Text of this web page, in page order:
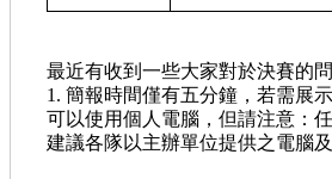
最近有收到一些大家對於決賽的
1. 簡報時間僅有五分鐘，若需展
可以使用個人電腦，但請注意：
建議各隊以主辦單位提供之電腦